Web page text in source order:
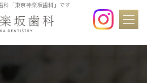
科「東京神楽坂歯科」です